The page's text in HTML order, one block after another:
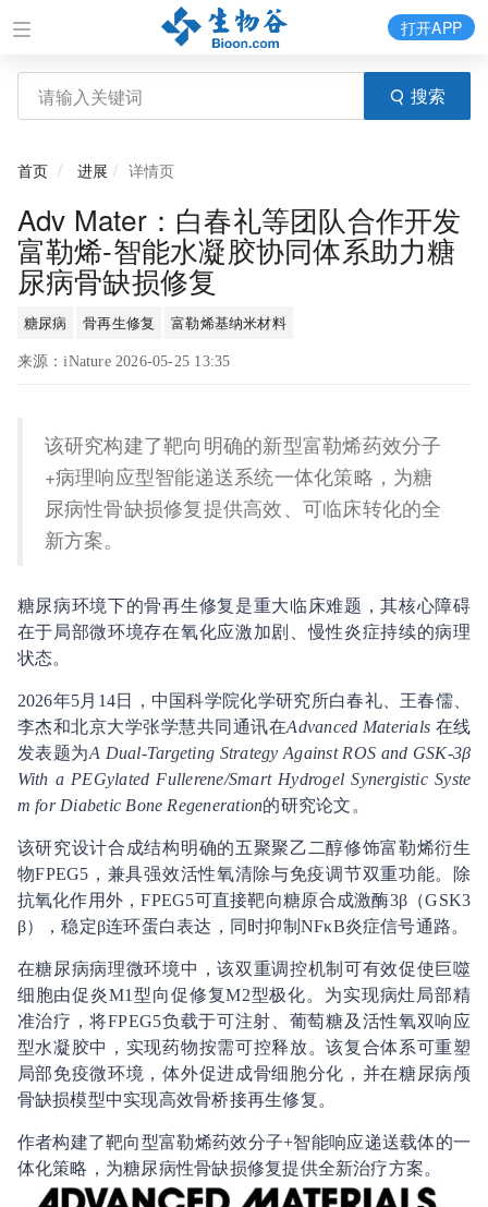
搜索
打开APP
首页 进展 详情页
Adv Mater：白春礼等团队合作开发
富勒烯‑智能水凝胶协同体系助力糖
尿病骨缺损修复
糖尿病 骨再生修复 富勒烯基纳米材料
来源：iNature 2026-05-25 13:35
该研究构建了靶向明确的新型富勒烯药效分子
+病理响应型智能递送系统一体化策略，为糖
尿病性骨缺损修复提供高效、可临床转化的全
新方案。
糖尿病环境下的骨再生修复是重大临床难题，其核心障碍
在于局部微环境存在氧化应激加剧、慢性炎症持续的病理
状态。
2026年5月14日，中国科学院化学研究所白春礼、王春儒、
李杰和北京大学张学慧共同通讯在Advanced Materials 在线
发表题为A Dual-Targeting Strategy Against ROS and GSK-3β
With a PEGylated Fullerene/Smart Hydrogel Synergistic Syste
m for Diabetic Bone Regeneration的研究论文。
该研究设计合成结构明确的五聚聚乙二醇修饰富勒烯衍生
物FPEG5，兼具强效活性氧清除与免疫调节双重功能。除
抗氧化作用外，FPEG5可直接靶向糖原合成激酶3β（GSK3
β），稳定β连环蛋白表达，同时抑制NFκB炎症信号通路。
在糖尿病病理微环境中，该双重调控机制可有效促使巨噬
细胞由促炎M1型向促修复M2型极化。为实现病灶局部精
准治疗，将FPEG5负载于可注射、葡萄糖及活性氧双响应
型水凝胶中，实现药物按需可控释放。该复合体系可重塑
局部免疫微环境，体外促进成骨细胞分化，并在糖尿病颅
骨缺损模型中实现高效骨桥接再生修复。
作者构建了靶向型富勒烯药效分子+智能响应递送载体的一
体化策略，为糖尿病性骨缺损修复提供全新治疗方案。